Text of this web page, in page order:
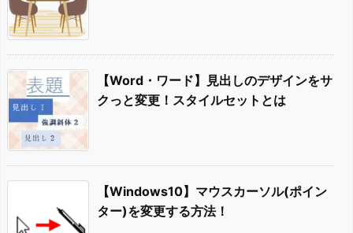
【Word・ワード】見出しのデザインをサ
クっと変更！スタイルセットとは
【Windows10】マウスカーソル(ポイン
ター)を変更する方法！